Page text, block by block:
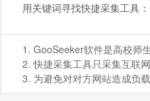
用关键词寻找快捷采集工具：
1. GooSeeker软件是高校师
2. 快捷采集工具只采集互联
3. 为避免对对方网站造成负